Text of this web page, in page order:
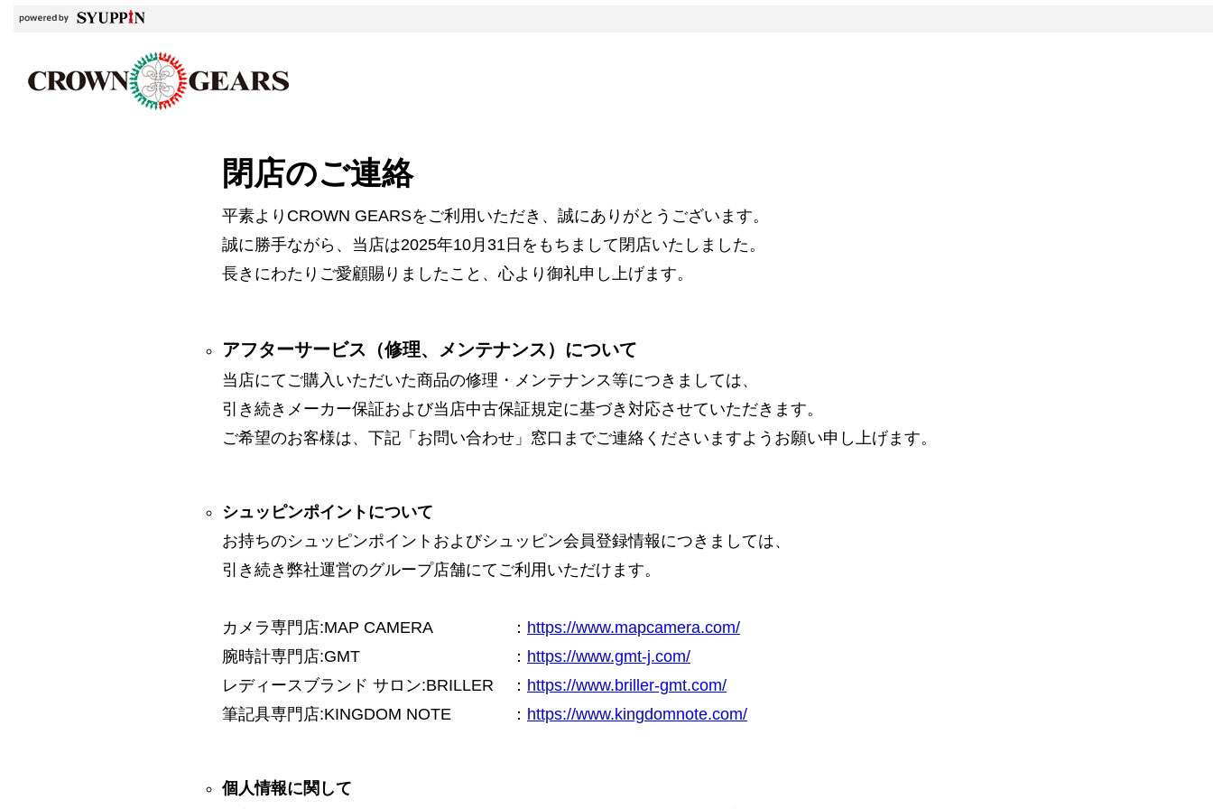
閉店のご連絡
平素よりCROWN GEARSをご利用いただき、誠にありがとうございます。
誠に勝手ながら、当店は2025年10月31日をもちまして閉店いたしました。
長きにわたりご愛顧賜りましたこと、心より御礼申し上げます。
アフターサービス（修理、メンテナンス）について
当店にてご購入いただいた商品の修理・メンテナンス等につきましては、
引き続きメーカー保証および当店中古保証規定に基づき対応させていただきます。
ご希望のお客様は、下記「お問い合わせ」窓口までご連絡くださいますようお願い申し上げます。
シュッピンポイントについて
お持ちのシュッピンポイントおよびシュッピン会員登録情報につきましては、
引き続き弊社運営のグループ店舗にてご利用いただけます。
カメラ専門店:MAP CAMERA ： https://www.mapcamera.com/
腕時計専門店:GMT
： https://www.gmt-j.com/
レディースブランド サロン:BRILLER
： https://www.briller-gmt.com/
筆記具専門店:KINGDOM NOTE
： https://www.kingdomnote.com/
個人情報に関して